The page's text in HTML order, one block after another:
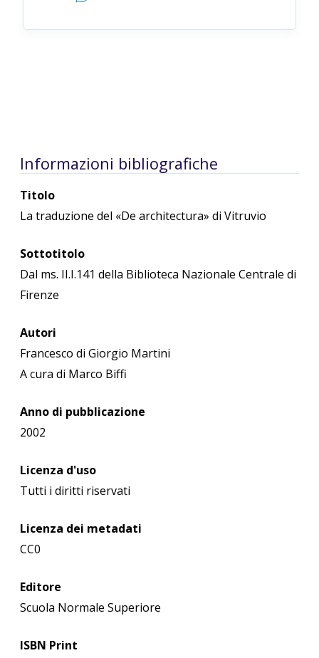
Informazioni bibliografiche
Titolo
La traduzione del «De architectura» di Vitruvio
Sottotitolo
Dal ms. II.I.141 della Biblioteca Nazionale Centrale di
Firenze
Autori
Francesco di Giorgio Martini
A cura di Marco Biffi
Anno di pubblicazione
2002
Licenza d'uso
Tutti i diritti riservati
Licenza dei metadati
CC0
Editore
Scuola Normale Superiore
ISBN Print